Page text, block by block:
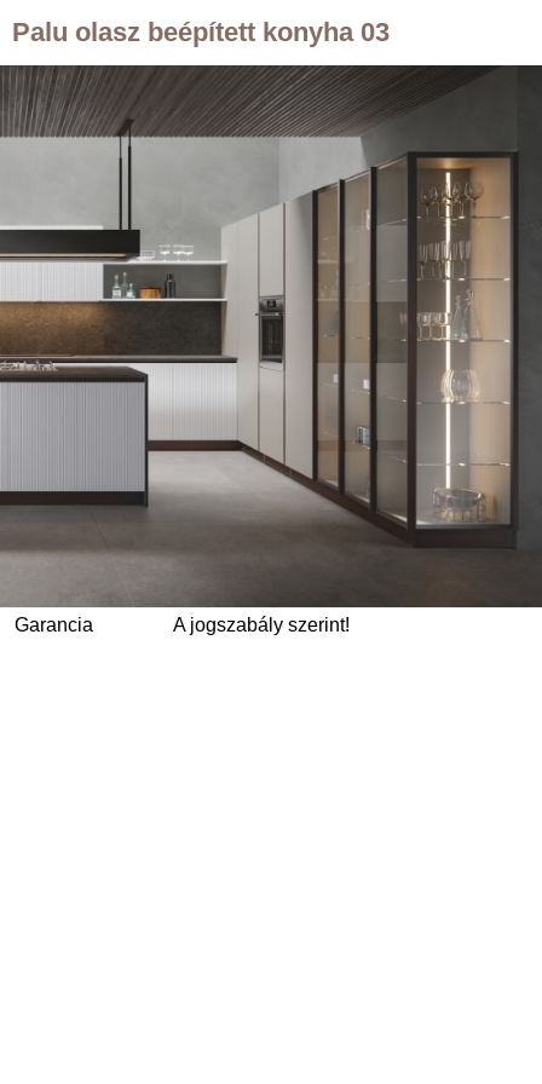
Palu olasz beépített konyha 03
Garancia A jogszabály szerint!